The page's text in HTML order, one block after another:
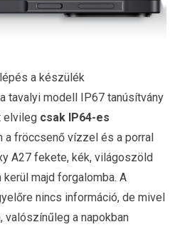
a készülék
tavalyi modell IP67 tanúsítvány
elvileg csak IP64-es
a fröccsenő vízzel és a porral
A27 fekete, kék, világoszöld
majd forgalomba. A
nincs információ, de mivel
valószínűleg a napokban